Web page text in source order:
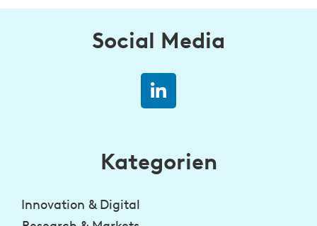
Social Media
Kategorien
Innovation & Digital